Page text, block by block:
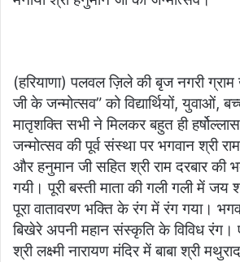
(हरियाणा) पलवल ज़िले की बृज नगरी ग्राम
जी के जन्मोत्सव” को विद्यार्थियों, युवाओं,
मातृशक्ति सभी ने मिलकर बहुत ही
जन्मोत्सव की पूर्व संस्था पर भगवान श्री
और हनुमान जी सहित श्री राम दरबार की
गयी। पूरी बस्ती माता की गली गली में जय
पूरा वातावरण भक्ति के रंग में रंग गया।
बिखेरे अपनी महान संस्कृति के विविध
श्री लक्ष्मी नारायण मंदिर में बाबा श्री